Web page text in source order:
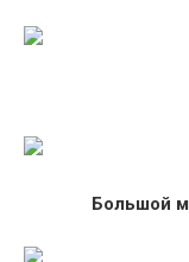
Большой